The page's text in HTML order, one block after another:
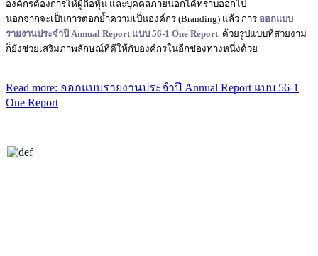
องค์กรต้องการให้ผู้ถือหุ้น และบุคคลภายนอกได้ทราบออกไป
นอกจากจะเป็นการตอกย้ำความเป็นองค์กร (Branding) แล้ว การ ออกแบบ
รายงานประจำปี Annual Report แบบ 56-1 One Report ด้วยรูปแบบที่สวยงาม
ก็ยังช่วยเสริมภาพลักษณ์ที่ดีให้กับองค์กรในอีกช่องทางหนึ่งด้วย
Read more: ออกแบบรายงานประจำปี Annual Report แบบ 56-1
One Report